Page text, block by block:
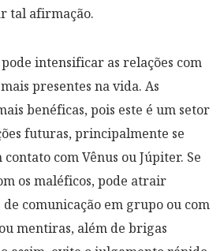
tal afirmação.
intensificar as relações com
presentes na vida. As
benéficas, pois este é um setor
futuras, principalmente se
com Vênus ou Júpiter. Se
os maléficos, pode atrair
comunicação em grupo ou com
mentiras, além de brigas